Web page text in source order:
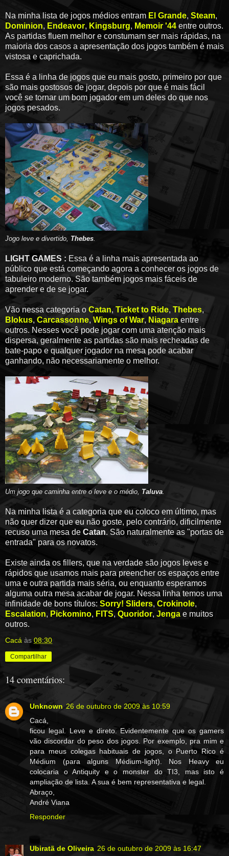
Na minha lista de jogos médios entram El Grande, Steam,
Dominion, Endeavor, Kingsburg, Memoir '44 entre outros.
As partidas fluem melhor e constumam ser mais rápidas, na
maioria dos casos a apresentação dos jogos também é mais
vistosa e caprichada.
Essa é a linha de jogos que eu mais gosto, primeiro por que
são mais gostosos de jogar, depois por que é mais fácil
você se tornar um bom jogador em um deles do que nos
jogos pesados.
Jogo leve e divertido, Thebes
LIGHT GAMES : Essa é a linha mais apresentada ao
público que está começando agora a conhecer os jogos de
tabuleiro moderno. São também jogos mais fáceis de
aprender e de se jogar.
Vão nessa categoria o Catan, Ticket to Ride, Thebes,
Blokus, Carcassonne, Wings of War, Niagara entre
outros. Nesses você pode jogar com uma atenção mais
dispersa, geralmente as partidas são mais recheadas de
bate-papo e qualquer jogador na mesa pode acabar
ganhando, não necessariamente o melhor.
Um jogo que caminha entre o leve e o médio, Taluva
Na minha lista é a categoria que eu coloco em último, mas
não quer dizer que eu não goste, pelo contrário, dificilmente
recuso uma mesa de Catan. São naturalmente as "portas de
entrada" para os novatos.
Existe ainda os fillers, que na verdade são jogos leves e
rápidos que usamos mais para preencher os espaços entre
uma e outra partida mais séria, ou enquanto esperamos
alguma outra mesa acabar de jogar. Nessa linha temos uma
infinidade de bons títulos: Sorry! Sliders, Crokinole,
Escalation, Pickomino, FITS, Quoridor, Jenga e muitos
outros.
Cacá às 08:30
Compartilhar
14 comentários:
Unknown 26 de outubro de 2009 às 10:59
Cacá,
ficou legal. Leve e direto. Evidentemente que os gamers
vão discordar do peso dos jogos. Por exemplo, pra mim e
para meus colegas habituais de jogos, o Puerto Rico é
Médium (para alguns Médium-light). Nos Heavy eu
colocaria o Antiquity e o monster do TI3, mas isto é
ampliação de lista. A sua é bem representativa e legal.
Abraço,
André Viana
Responder
Ubiratã de Oliveira 26 de outubro de 2009 às 16:47